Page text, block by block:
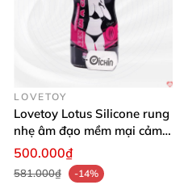
LOVETOY
Lovetoy Lotus Silicone rung
nhẹ âm đạo mềm mại cảm
giác thật
500.000₫
581.000₫ -14%